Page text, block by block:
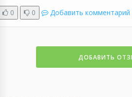
0 0 Добавить комментарий
ДОБАВИТЬ